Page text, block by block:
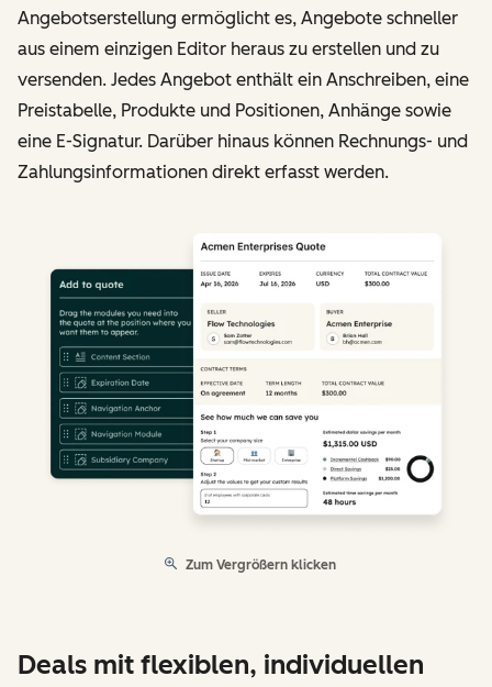
Angebotserstellung ermöglicht es, Angebote schneller
aus einem einzigen Editor heraus zu erstellen und zu
versenden. Jedes Angebot enthält ein Anschreiben, eine
Preistabelle, Produkte und Positionen, Anhänge sowie
eine E-Signatur. Darüber hinaus können Rechnungs- und
Zahlungsinformationen direkt erfasst werden.
Zum Vergrößern klicken
Deals mit flexiblen, individuellen